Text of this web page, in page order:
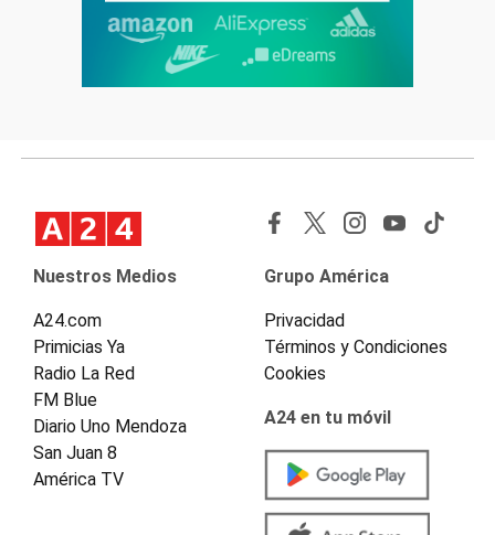
Nuestros Medios
A24.com
Primicias Ya
Radio La Red
FM Blue
Diario Uno Mendoza
San Juan 8
América TV
Grupo América
Privacidad
Términos y Condiciones
Cookies
A24 en tu móvil